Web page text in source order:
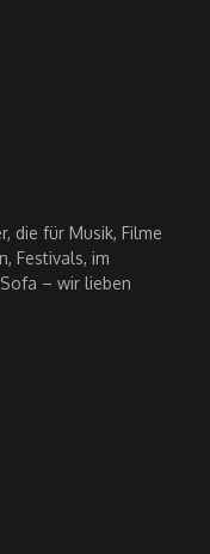
die für Musik, Filme
Festivals, im
– wir lieben